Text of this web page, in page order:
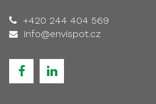
+420 244 404 569
info@envispot.cz